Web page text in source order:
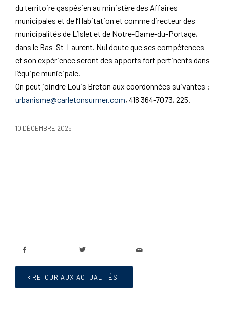
du territoire gaspésien au ministère des Affaires
municipales et de l’Habitation et comme directeur des
municipalités de L’Islet et de Notre-Dame-du-Portage,
dans le Bas-St-Laurent. Nul doute que ses compétences
et son expérience seront des apports fort pertinents dans
l’équipe municipale.
On peut joindre Louis Breton aux coordonnées suivantes :
urbanisme@carletonsurmer.com, 418 364-7073, 225.
10 DÉCEMBRE 2025
RETOUR AUX ACTUALITÉS